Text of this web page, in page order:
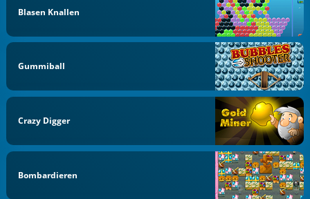
Blasen Knallen
Gummiball
Crazy Digger
Bombardieren